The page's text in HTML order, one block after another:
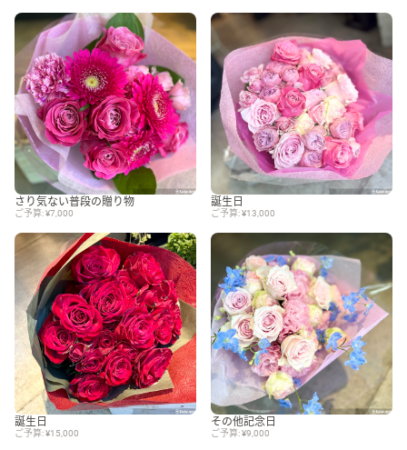
さり気ない普段の贈り物
ご予算: ¥7,000
誕生日
ご予算: ¥13,000
誕生日
ご予算: ¥15,000
その他記念日
ご予算: ¥9,000